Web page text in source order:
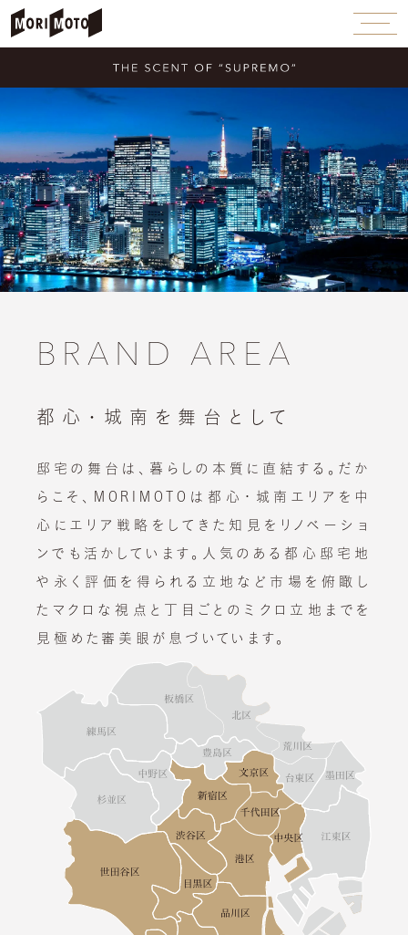
BRAND AREA
都心・城南を舞台として
邸宅の舞台は、暮らしの本質に直結する。 だか
らこそ、MORIMOTOは都心・城南エリアを中
心にエリア戦略をしてきた知見をリノベーショ
ンでも活かしています。 人気のある都心邸宅地
や永く評価を得られる立地など 市場を俯瞰し
たマクロな視点と丁目ごとのミクロ立地までを
見極めた審美眼が息づいています。